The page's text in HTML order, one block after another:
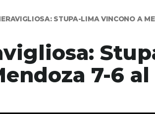
STUPA-LIMA VINCONO A
7-6